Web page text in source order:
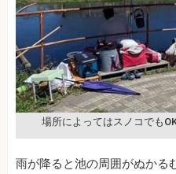
場所によってはスノコでも
雨が降ると池の周囲がぬかる